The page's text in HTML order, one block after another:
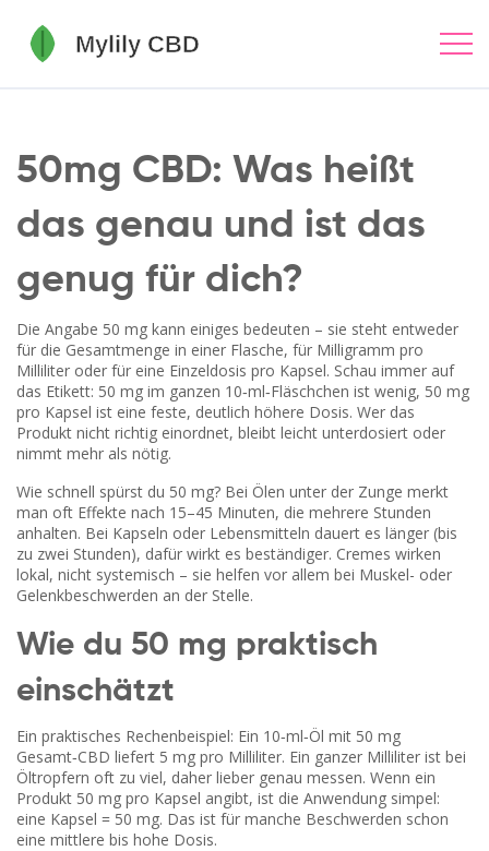
50mg CBD: Was heißt
das genau und ist das
genug für dich?
Die Angabe 50 mg kann einiges bedeuten – sie steht entweder
für die Gesamtmenge in einer Flasche, für Milligramm pro
Milliliter oder für eine Einzeldosis pro Kapsel. Schau immer auf
das Etikett: 50 mg im ganzen 10‑ml‑Fläschchen ist wenig, 50 mg
pro Kapsel ist eine feste, deutlich höhere Dosis. Wer das
Produkt nicht richtig einordnet, bleibt leicht unterdosiert oder
nimmt mehr als nötig.
Wie schnell spürst du 50 mg? Bei Ölen unter der Zunge merkt
man oft Effekte nach 15–45 Minuten, die mehrere Stunden
anhalten. Bei Kapseln oder Lebensmitteln dauert es länger (bis
zu zwei Stunden), dafür wirkt es beständiger. Cremes wirken
lokal, nicht systemisch – sie helfen vor allem bei Muskel- oder
Gelenkbeschwerden an der Stelle.
Wie du 50 mg praktisch
einschätzt
Ein praktisches Rechenbeispiel: Ein 10‑ml‑Öl mit 50 mg
Gesamt‑CBD liefert 5 mg pro Milliliter. Ein ganzer Milliliter ist bei
Öltropfern oft zu viel, daher lieber genau messen. Wenn ein
Produkt 50 mg pro Kapsel angibt, ist die Anwendung simpel:
eine Kapsel = 50 mg. Das ist für manche Beschwerden schon
eine mittlere bis hohe Dosis.